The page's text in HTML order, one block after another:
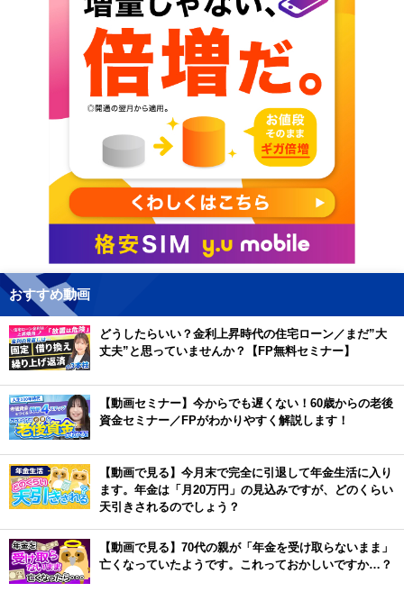
おすすめ動画
どうしたらいい？金利上昇時代の住宅ローン／まだ”大
丈夫”と思っていませんか？【FP無料セミナー】
【動画セミナー】今からでも遅くない！60歳からの老後
資金セミナー／FPがわかりやすく解説します！
【動画で見る】今月末で完全に引退して年金生活に入り
ます。年金は「月20万円」の見込みですが、どのくらい
天引きされるのでしょう？
【動画で見る】70代の親が「年金を受け取らないまま」
亡くなっていたようです。これっておかしいですか…？